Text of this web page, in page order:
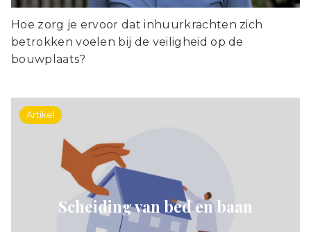
Hoe zorg je ervoor dat inhuurkrachten zich
betrokken voelen bij de veiligheid op de
bouwplaats?
Artikel
Scheiding van bed en baan